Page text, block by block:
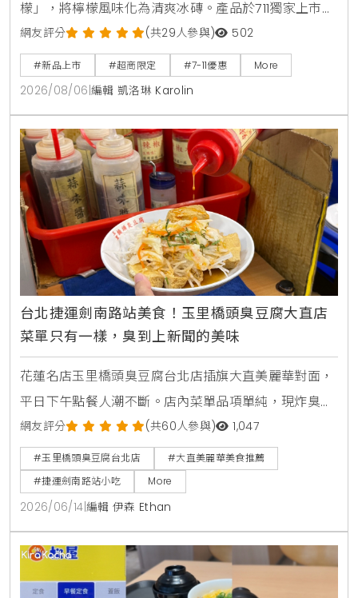
檬」，將檸檬風味化為清爽冰磚。產品於711獨家上市，
2026年8月5日至9月1日享嚐鮮價39元。顆粒狀冰磚可
直接食用，也能加入氣泡水或咖啡混搭出夏日特調飲
品。
網友評分 (共29人參與) 502
#新品上市 #超商限定 #7-11優惠 More
2026/08/06 編輯 凱洛琳 Karolin
台北捷運劍南路站美食！玉里橋頭臭豆腐大直店
菜單只有一樣，臭到上新聞的美味
花蓮名店玉里橋頭臭豆腐台北店插旗大直美麗華對面，
平日下午點餐人潮不斷。店內菜單品項單純，現炸臭豆
腐外酥內軟，搭配獨門九層塔泡菜與蒜蓉辣醬，是台北
捷運劍南路站必吃美食。
網友評分 (共60人參與) 1,047
#玉里橋頭臭豆腐台北店
#大直美麗華美食推薦
#捷運劍南路站小吃
More
2026/06/14 編輯 伊森 Ethan